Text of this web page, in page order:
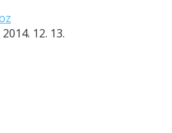
2014. 12. 13.